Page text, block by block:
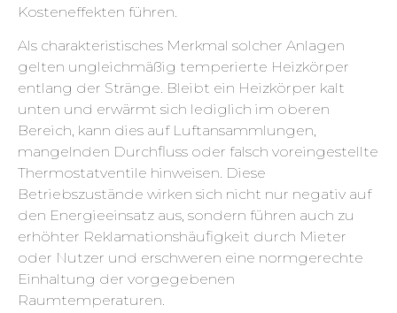
Kosteneffekten führen.
Als charakteristisches Merkmal solcher Anlagen
gelten ungleichmäßig temperierte Heizkörper
entlang der Stränge. Bleibt ein Heizkörper kalt
unten und erwärmt sich lediglich im oberen
Bereich, kann dies auf Luftansammlungen,
mangelnden Durchfluss oder falsch voreingestellte
Thermostatventile hinweisen. Diese
Betriebszustände wirken sich nicht nur negativ auf
den Energieeinsatz aus, sondern führen auch zu
erhöhter Reklamationshäufigkeit durch Mieter
oder Nutzer und erschweren eine normgerechte
Einhaltung der vorgegebenen
Raumtemperaturen.